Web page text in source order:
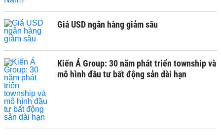
Giá USD ngân hàng giảm sâu
Kiến Á Group: 30 năm phát triển township và
mô hình đầu tư bất động sản dài hạn